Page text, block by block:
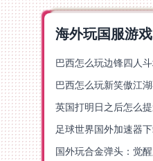
海外玩国服游戏